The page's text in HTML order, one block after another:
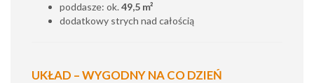
poddasze: ok. 49,5 m²
dodatkowy strych nad całością
UKŁAD – WYGODNY NA CO DZIEŃ